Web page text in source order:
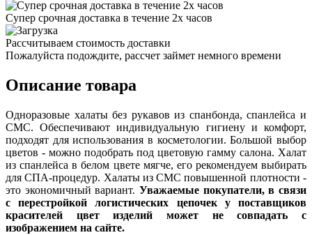
Супер срочная доставка в течение 2х часов
Рассчитываем стоимость доставки
Пожалуйста подождите, рассчет займет немного времени
Описание товара
Одноразовые халаты без рукавов из спанбонда, спанлейса и
СМС. Обеспечивают индивидуальную гигиену и комфорт,
подходят для использования в косметологии. Большой выбор
цветов - можно подобрать под цветовую гамму салона. Халат
из спанлейса в белом цвете мягче, его рекомендуем выбирать
для СПА-процедур. Халаты из СМС повышенной плотности -
это экономичный вариант. Уважаемые покупатели, в связи
с перестройкой логистических цепочек у поставщиков
красителей цвет изделий может не совпадать с
изображением на сайте.